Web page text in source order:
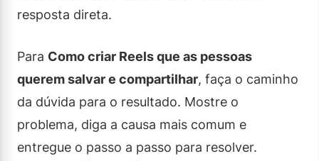
resposta direta.
Para Como criar Reels que as pessoas
querem salvar e compartilhar, faça o caminho
da dúvida para o resultado. Mostre o
problema, diga a causa mais comum e
entregue o passo a passo para resolver.